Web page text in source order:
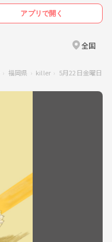
アプリで開く
全国
福岡県 killer 5月22日金曜日